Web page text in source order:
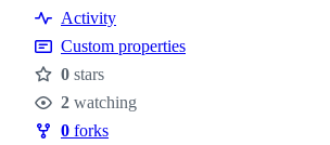
Activity
Custom properties
Stars
0 stars
Watchers
2 watching
0 forks